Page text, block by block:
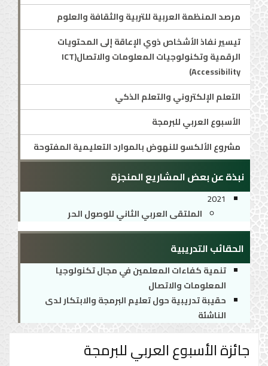
مرصد المنظمة العربية للتربية والثقافة والعلوم
تيسير نفاذ الأشخاص ذوي الإعاقة إلى المحتويات
الرقمية وتكنولوجيات المعلومات والاتصال(ICT
Accessibility)
التعلم الإلكتروني والتعلم الذكي
الأسبوع العربي للبرمجة
مشروع الألكسو للنهوض بالموارد التعليمية المفتوحة
نبذة عن بعض المشاريع المنجزة
2021
الملتقى العربي الثاني للوصول الحر
الحقائب التدريبية
تنمية كفاءات المعلمين في مجال تكنولوجيا
المعلومات والاتصال
حقيبة تدريبية حول تعليم البرمجة والابتكار لدى
الناشئة
جائزة الأسبوع العربي للبرمجة